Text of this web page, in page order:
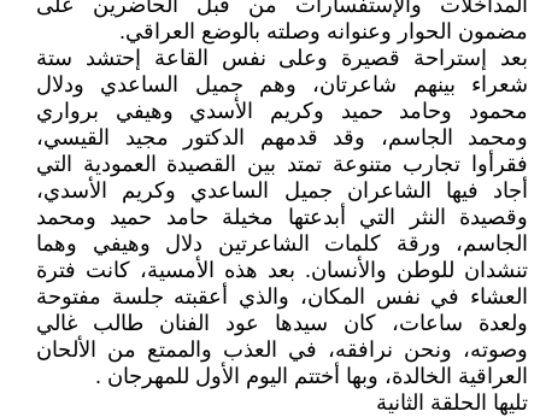
المداخلات والإستفسارات من قبل الحاضرين على
مضمون الحوار وعنوانه وصلته بالوضع العراقي.
بعد إستراحة قصيرة وعلى نفس القاعة إحتشد ستة
شعراء بينهم شاعرتان، وهم جميل الساعدي ودلال
محمود وحامد حميد وكريم الأسدي وهيفي برواري
ومحمد الجاسم، وقد قدمهم الدكتور مجيد القيسي،
فقرأوا تجارب متنوعة تمتد بين القصيدة العمودية التي
أجاد فيها الشاعران جميل الساعدي وكريم الأسدي،
وقصيدة النثر التي أبدعتها مخيلة حامد حميد ومحمد
الجاسم، ورقة كلمات الشاعرتين دلال وهيفي وهما
تنشدان للوطن والأنسان. بعد هذه الأمسية، كانت فترة
العشاء في نفس المكان، والذي أعقبته جلسة مفتوحة
ولعدة ساعات، كان سيدها عود الفنان طالب غالي
وصوته، ونحن نرافقه، في العذب والممتع من الألحان
العراقية الخالدة، وبها أختتم اليوم الأول للمهرجان .
تليها الحلقة الثانية